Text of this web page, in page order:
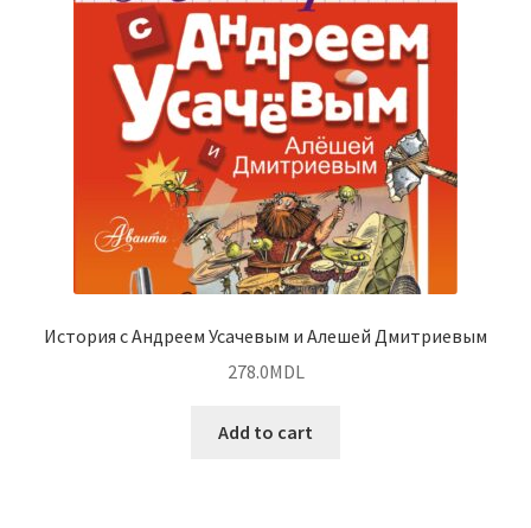
История с Андреем Усачевым и Алешей Дмитриевым
278.0MDL
Add to cart